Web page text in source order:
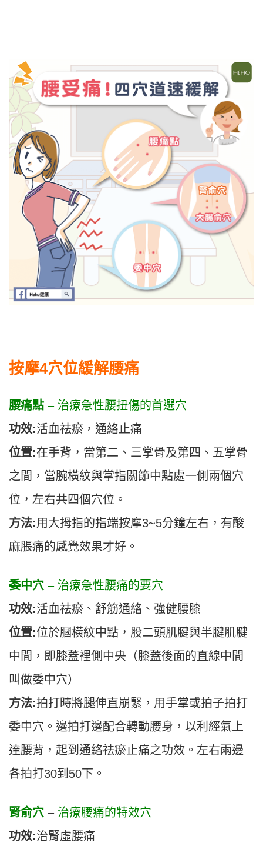
按摩4穴位緩解腰痛
腰痛點 – 治療急性腰扭傷的首選穴
功效:活血祛瘀，通絡止痛
位置:在手背，當第二、三掌骨及第四、五掌骨
之間，當腕橫紋與掌指關節中點處一側兩個穴
位，左右共四個穴位。
方法:用大拇指的指端按摩3~5分鐘左右，有酸
麻脹痛的感覺效果才好。
委中穴 – 治療急性腰痛的要穴
功效:活血祛瘀、舒筋通絡、強健腰膝
位置:位於膕橫紋中點，股二頭肌腱與半腱肌腱
中間，即膝蓋裡側中央（膝蓋後面的直線中間
叫做委中穴）
方法:拍打時將腿伸直崩緊，用手掌或拍子拍打
委中穴。邊拍打邊配合轉動腰身，以利經氣上
達腰背，起到通絡祛瘀止痛之功效。左右兩邊
各拍打30到50下。
腎俞穴 – 治療腰痛的特效穴
功效:治腎虛腰痛